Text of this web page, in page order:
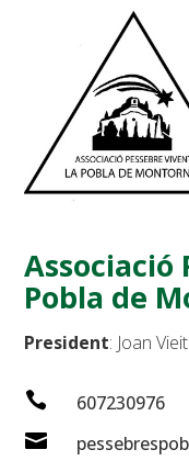
Associació
Pobla de
President: Joan
 607230976
